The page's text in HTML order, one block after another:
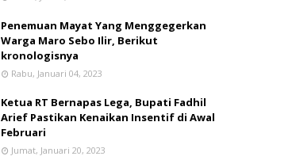
Penemuan Mayat Yang Menggegerkan
Warga Maro Sebo Ilir, Berikut
kronologisnya
Rabu, Januari 04, 2023
Ketua RT Bernapas Lega, Bupati Fadhil
Arief Pastikan Kenaikan Insentif di Awal
Februari
Jumat, Januari 20, 2023